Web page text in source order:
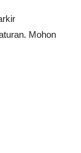
Mohon